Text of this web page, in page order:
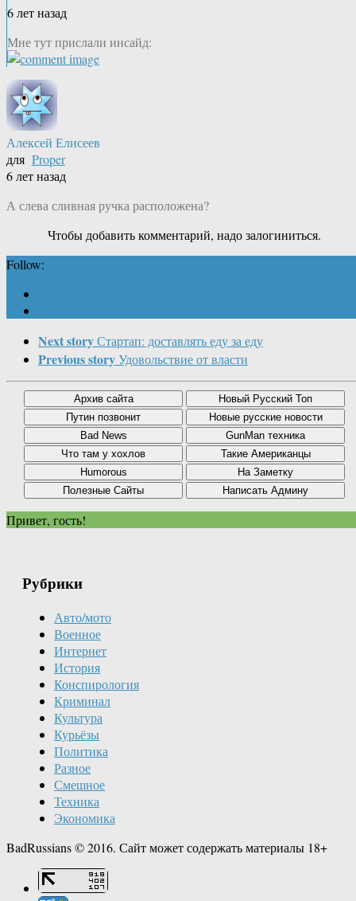
6 лет назад
Мне тут прислали инсайд:
Алексей Елисеев
для Proper
6 лет назад
А слева сливная ручка расположена?
Чтобы добавить комментарий, надо залогиниться.
Follow:
Next storyСтартап: доставлять еду за еду
Previous storyУдовольствие от власти
Привет, гость!
Рубрики
Авто/мото
Военное
Интернет
История
Конспирология
Криминал
Культура
Курьёзы
Политика
Разное
Смешное
Техника
Экономика
BadRussians © 2016. Сайт может содержать материалы 18+